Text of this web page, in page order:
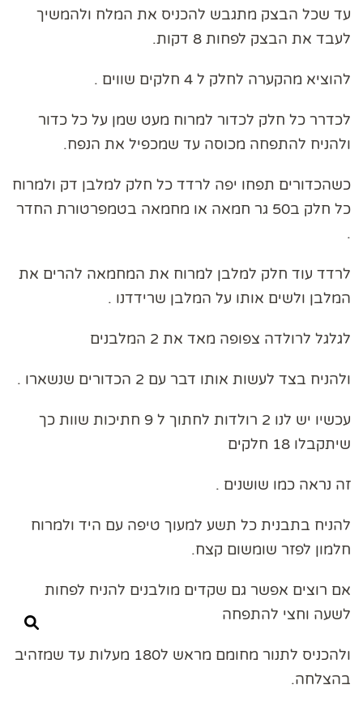
עד שכל הבצק מתגבש להכניס את המלח ולהמשיך
לעבד את הבצק לפחות 8 דקות.
להוציא מהקערה לחלק ל 4 חלקים שווים .
לכדרר כל חלק לכדור למרוח מעט שמן על כל כדור
ולהניח להתפחה מכוסה עד שמכפיל את הנפח.
כשהכדורים תפחו יפה לרדד כל חלק למלבן דק ולמרוח
כל חלק ב50 גר חמאה או מחמאה בטמפרטורת החדר
.
לרדד עוד חלק למלבן למרוח את המחמאה להרים את
המלבן ולשים אותו על המלבן שרידדנו .
לגלגל לרולדה צפופה מאד את 2 המלבנים
ולהניח בצד לעשות אותו דבר עם 2 הכדורים שנשארו .
עכשיו יש לנו 2 רולדות לחתוך ל 9 חתיכות שוות כך
שיתקבלו 18 חלקים
זה נראה כמו שושנים .
להניח בתבנית כל תשע למעוך טיפה עם היד ולמרוח
חלמון לפזר שומשום קצח.
אם רוצים אפשר גם שקדים מולבנים להניח לפחות
לשעה וחצי להתפחה
ולהכניס לתנור מחומם מראש ל180 מעלות עד שמזהיב
בהצלחה.